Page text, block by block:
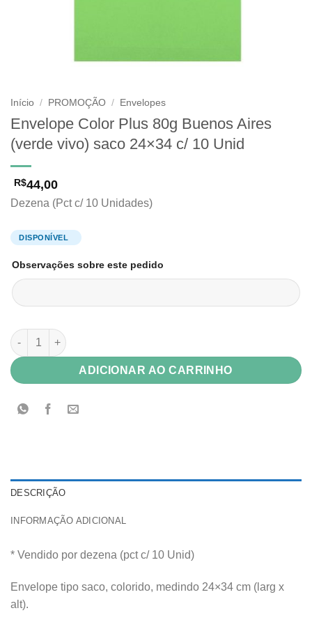
Início / PROMOÇÃO / Envelopes
Envelope Color Plus 80g Buenos Aires
(verde vivo) saco 24×34 c/ 10 Unid
R$44,00
Dezena (Pct c/ 10 Unidades)
Observações sobre este pedido
Envelope Color Plus 80g Buenos Aires (verde vivo) saco
ADICIONAR AO CARRINHO
DESCRIÇÃO
INFORMAÇÃO ADICIONAL
* Vendido por dezena (pct c/ 10 Unid)
Envelope tipo saco, colorido, medindo 24×34 cm (larg x
alt).